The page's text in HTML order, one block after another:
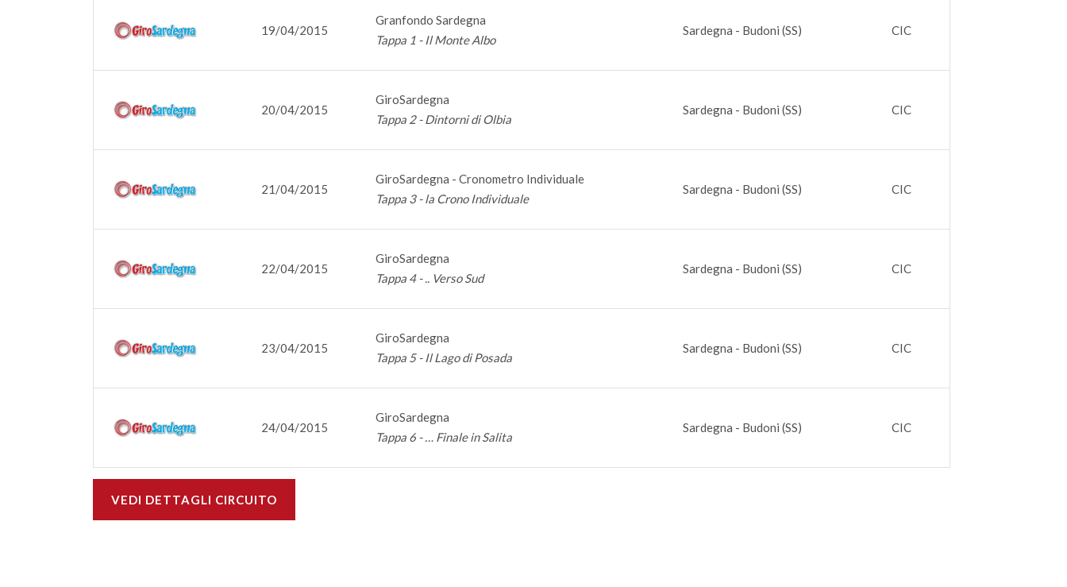
19/04/2015
Granfondo Sardegna
Tappa 1 - Il Monte Albo
Sardegna - Budoni (SS) CIC
20/04/2015
GiroSardegna
Tappa 2 - Dintorni di Olbia
Sardegna - Budoni (SS) CIC
21/04/2015
GiroSardegna - Cronometro Individuale
Tappa 3 - la Crono Individuale
Sardegna - Budoni (SS) CIC
22/04/2015
GiroSardegna
Tappa 4 - .. Verso Sud
Sardegna - Budoni (SS) CIC
23/04/2015
GiroSardegna
Tappa 5 - Il Lago di Posada
Sardegna - Budoni (SS) CIC
24/04/2015
GiroSardegna
Tappa 6 - … Finale in Salita
Sardegna - Budoni (SS) CIC
VEDI DETTAGLI CIRCUITO